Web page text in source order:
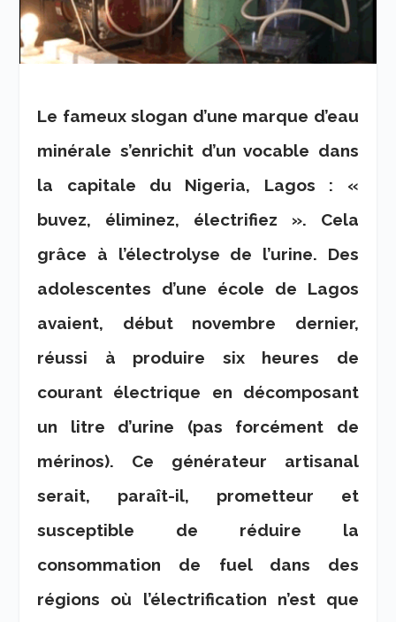
Le fameux slogan d’une marque d’eau
minérale s’enrichit d’un vocable dans
la capitale du Nigeria, Lagos : «
buvez, éliminez, électrifiez ». Cela
grâce à l’électrolyse de l’urine. Des
adolescentes d’une école de Lagos
avaient, début novembre dernier,
réussi à produire six heures de
courant électrique en décomposant
un litre d’urine (pas forcément de
mérinos). Ce générateur artisanal
serait, paraît-il, prometteur et
susceptible de réduire la
consommation de fuel dans des
régions où l’électrification n’est que